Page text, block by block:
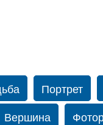
Портрет
Вершина